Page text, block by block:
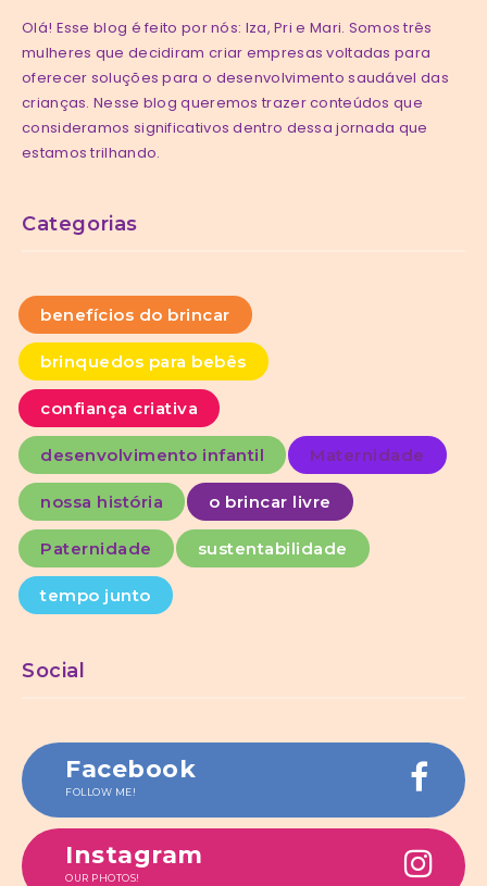
Olá! Esse blog é feito por nós: Iza, Pri e Mari. Somos três
mulheres que decidiram criar empresas voltadas para
oferecer soluções para o desenvolvimento saudável das
crianças. Nesse blog queremos trazer conteúdos que
consideramos significativos dentro dessa jornada que
estamos trilhando.
Categorias
benefícios do brincar
brinquedos para bebês
confiança criativa
desenvolvimento infantil Maternidade
nossa história o brincar livre
Paternidade sustentabilidade
tempo junto
Social
Facebook
FOLLOW ME!
Instagram
OUR PHOTOS!